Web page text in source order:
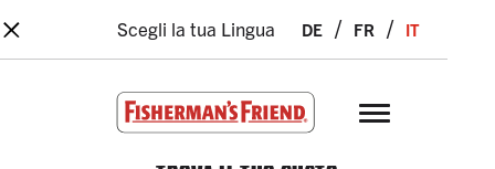
× Scegli la tua Lingua de fr it